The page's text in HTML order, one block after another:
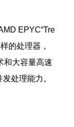
EPYC“Tre
的处理器，
和大容量高速
处理能力。